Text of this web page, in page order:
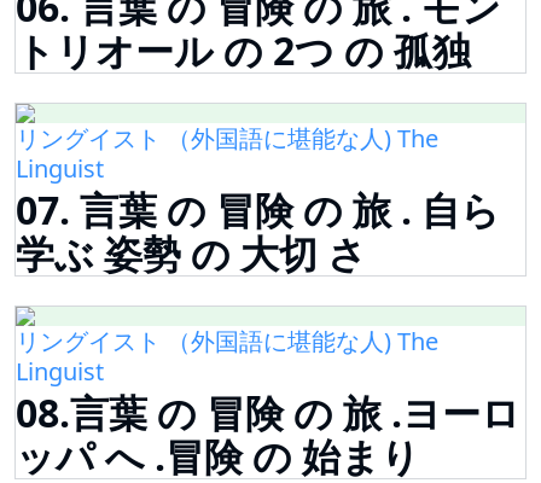
トリオール の 2つ の 孤独
リングイスト （外国語に堪能な人) The
Linguist
07. 言葉 の 冒険 の 旅 . 自ら
学ぶ 姿勢 の 大切 さ
リングイスト （外国語に堪能な人) The
Linguist
08.言葉 の 冒険 の 旅 .ヨーロ
ッパ へ .冒険 の 始まり